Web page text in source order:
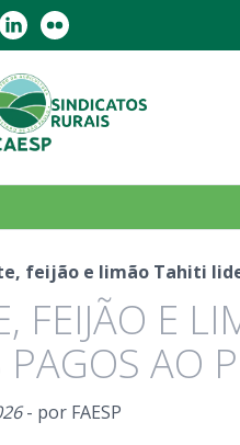
feijão e limão Tahiti
FEIJÃO E
PAGOS AO
- por FAESP